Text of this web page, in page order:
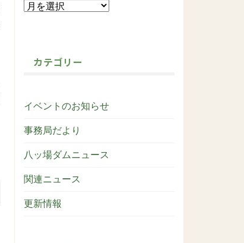
カテゴリー
イベントのお知らせ
事務局だより
八ッ場ダムニュース
関連ニュース
更新情報